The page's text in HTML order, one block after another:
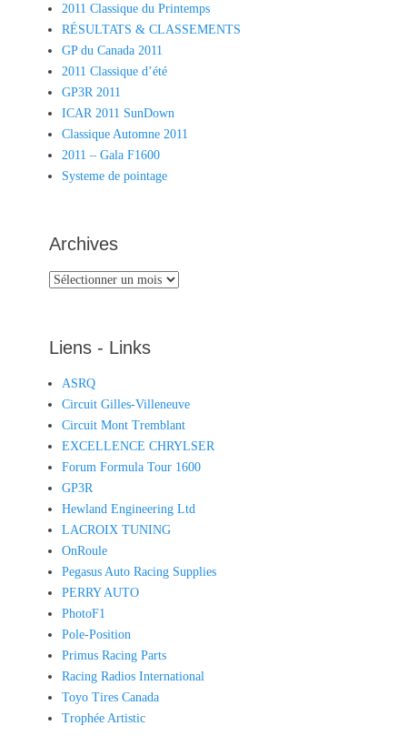
2011 Classique du Printemps
RÉSULTATS & CLASSEMENTS
GP du Canada 2011
2011 Classique d’été
GP3R 2011
ICAR 2011 SunDown
Classique Automne 2011
2011 – Gala F1600
Systeme de pointage
Archives
Archives
Liens - Links
ASRQ
Circuit Gilles-Villeneuve
Circuit Mont Tremblant
EXCELLENCE CHRYLSER
Forum Formula Tour 1600
GP3R
Hewland Engineering Ltd
LACROIX TUNING
OnRoule
Pegasus Auto Racing Supplies
PERRY AUTO
PhotoF1
Pole-Position
Primus Racing Parts
Racing Radios International
Toyo Tires Canada
Trophée Artistic